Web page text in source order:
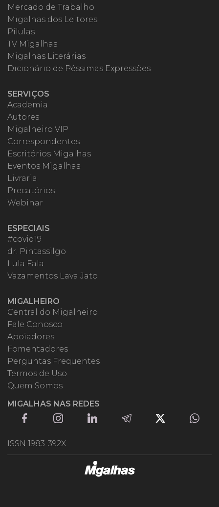
Mercado de Trabalho
Migalhas dos Leitores
Pílulas
TV Migalhas
Migalhas Literárias
Dicionário de Péssimas Expressões
SERVIÇOS
Academia
Autores
Migalheiro VIP
Correspondentes
Escritórios Migalhas
Eventos Migalhas
Livraria
Precatórios
Webinar
ESPECIAIS
#covid19
dr. Pintassilgo
Lula Fala
Vazamentos Lava Jato
MIGALHEIRO
Central do Migalheiro
Fale Conosco
Apoiadores
Fomentadores
Perguntas Frequentes
Termos de Uso
Quem Somos
MIGALHAS NAS REDES
ISSN 1983-392X